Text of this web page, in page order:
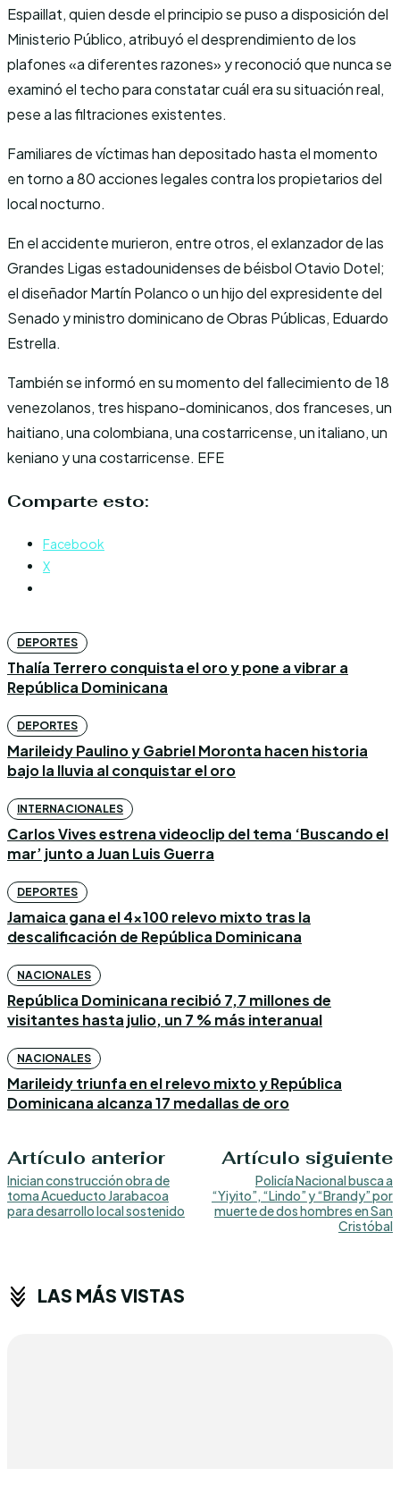
Espaillat, quien desde el principio se puso a disposición del
Ministerio Público, atribuyó el desprendimiento de los
plafones «a diferentes razones» y reconoció que nunca se
examinó el techo para constatar cuál era su situación real,
pese a las filtraciones existentes.
Familiares de víctimas han depositado hasta el momento
en torno a 80 acciones legales contra los propietarios del
local nocturno.
En el accidente murieron, entre otros, el exlanzador de las
Grandes Ligas estadounidenses de béisbol Otavio Dotel;
el diseñador Martín Polanco o un hijo del expresidente del
Senado y ministro dominicano de Obras Públicas, Eduardo
Estrella.
También se informó en su momento del fallecimiento de 18
venezolanos, tres hispano-dominicanos, dos franceses, un
haitiano, una colombiana, una costarricense, un italiano, un
keniano y una costarricense. EFE
Comparte esto:
Facebook
X
DEPORTES
Thalía Terrero conquista el oro y pone a vibrar a
República Dominicana
DEPORTES
Marileidy Paulino y Gabriel Moronta hacen historia
bajo la lluvia al conquistar el oro
INTERNACIONALES
Carlos Vives estrena videoclip del tema ‘Buscando el
mar’ junto a Juan Luis Guerra
DEPORTES
Jamaica gana el 4×100 relevo mixto tras la
descalificación de República Dominicana
NACIONALES
República Dominicana recibió 7,7 millones de
visitantes hasta julio, un 7 % más interanual
NACIONALES
Marileidy triunfa en el relevo mixto y República
Dominicana alcanza 17 medallas de oro
Artículo anterior
Inician construcción obra de
toma Acueducto Jarabacoa
para desarrollo local sostenido
Artículo siguiente
Policía Nacional busca a
“Yiyito”, “Lindo” y “Brandy” por
muerte de dos hombres en San
Cristóbal
LAS MÁS VISTAS